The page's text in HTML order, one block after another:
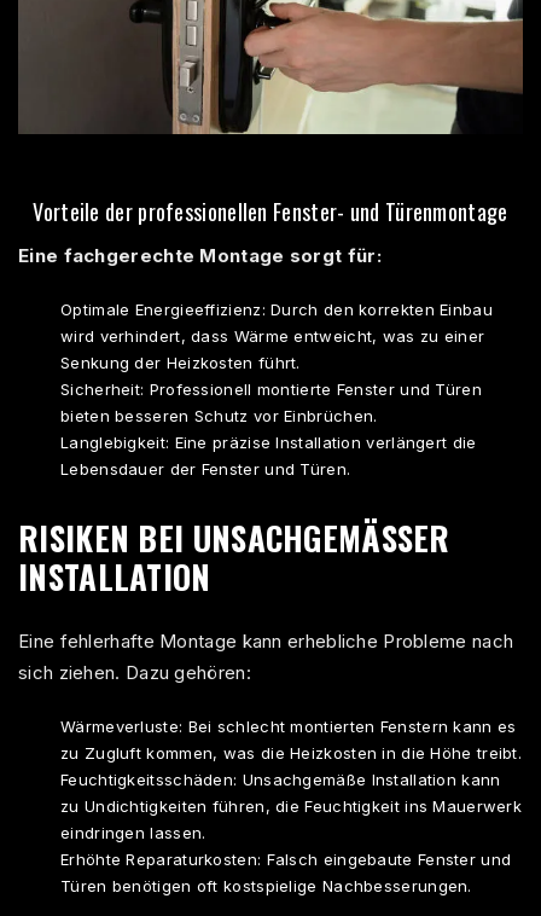
Vorteile der professionellen Fenster- und Türenmontage
Eine fachgerechte Montage sorgt für:
Optimale Energieeffizienz: Durch den korrekten Einbau
wird verhindert, dass Wärme entweicht, was zu einer
Senkung der Heizkosten führt.
Sicherheit: Professionell montierte Fenster und Türen
bieten besseren Schutz vor Einbrüchen.
Langlebigkeit: Eine präzise Installation verlängert die
Lebensdauer der Fenster und Türen.
RISIKEN BEI UNSACHGEMÄSSER I
NSTALLATION
Eine fehlerhafte Montage kann erhebliche Probleme nach
sich ziehen. Dazu gehören:
Wärmeverluste: Bei schlecht montierten Fenstern kann es
zu Zugluft kommen, was die Heizkosten in die Höhe treibt.
Feuchtigkeitsschäden: Unsachgemäße Installation kann
zu Undichtigkeiten führen, die Feuchtigkeit ins Mauerwerk
eindringen lassen.
Erhöhte Reparaturkosten: Falsch eingebaute Fenster und
Türen benötigen oft kostspielige Nachbesserungen.